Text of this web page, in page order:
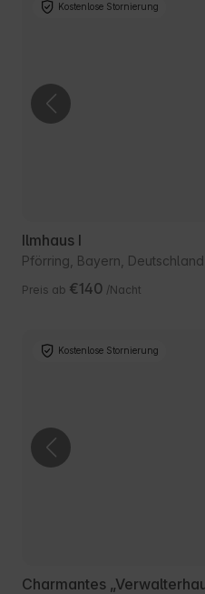
Kostenlose Stornierung
Ilmhaus I
Pförring, Bayern, Deutschland
Preis ab €140 /Nacht
Kostenlose Stornierung
Charmantes